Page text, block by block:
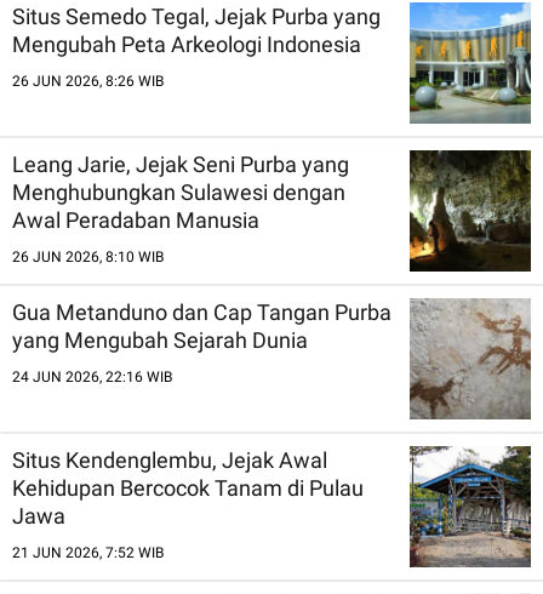
Situs Semedo Tegal, Jejak Purba yang
Mengubah Peta Arkeologi Indonesia
26 JUN 2026, 8:26 WIB
Leang Jarie, Jejak Seni Purba yang
Menghubungkan Sulawesi dengan
Awal Peradaban Manusia
26 JUN 2026, 8:10 WIB
Gua Metanduno dan Cap Tangan Purba
yang Mengubah Sejarah Dunia
24 JUN 2026, 22:16 WIB
Situs Kendenglembu, Jejak Awal
Kehidupan Bercocok Tanam di Pulau
Jawa
21 JUN 2026, 7:52 WIB